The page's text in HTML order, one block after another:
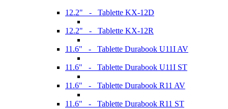
12.2" - Tablette KX-12D
12.2" - Tablette KX-12R
11.6" - Tablette Durabook U11I AV
11.6" - Tablette Durabook U11I ST
11.6" - Tablette Durabook R11 AV
11.6" - Tablette Durabook R11 ST